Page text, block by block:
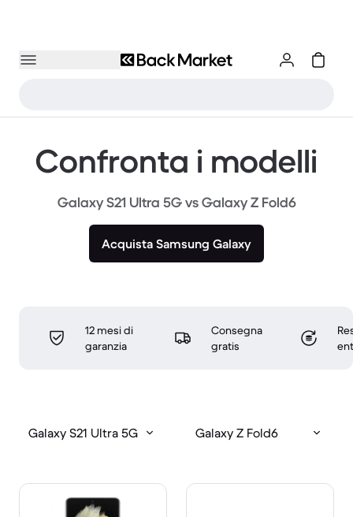
Confronta i modelli
Galaxy S21 Ultra 5G vs Galaxy Z Fold6
Acquista Samsung Galaxy
12 mesi di
garanzia
Consegna
gratis
Galaxy S21 Ultra 5G Galaxy Z Fold6